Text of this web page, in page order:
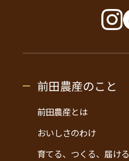
前田農産のこと
前田農産とは
おいしさのわけ
育てる、つくる、届ける